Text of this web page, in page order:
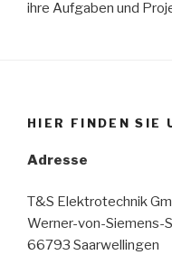
ihre Aufgaben und
HIER FINDEN SIE
Adresse
T&S Elektrotechnik
Werner-von-Siemens-
66793 Saarwellingen